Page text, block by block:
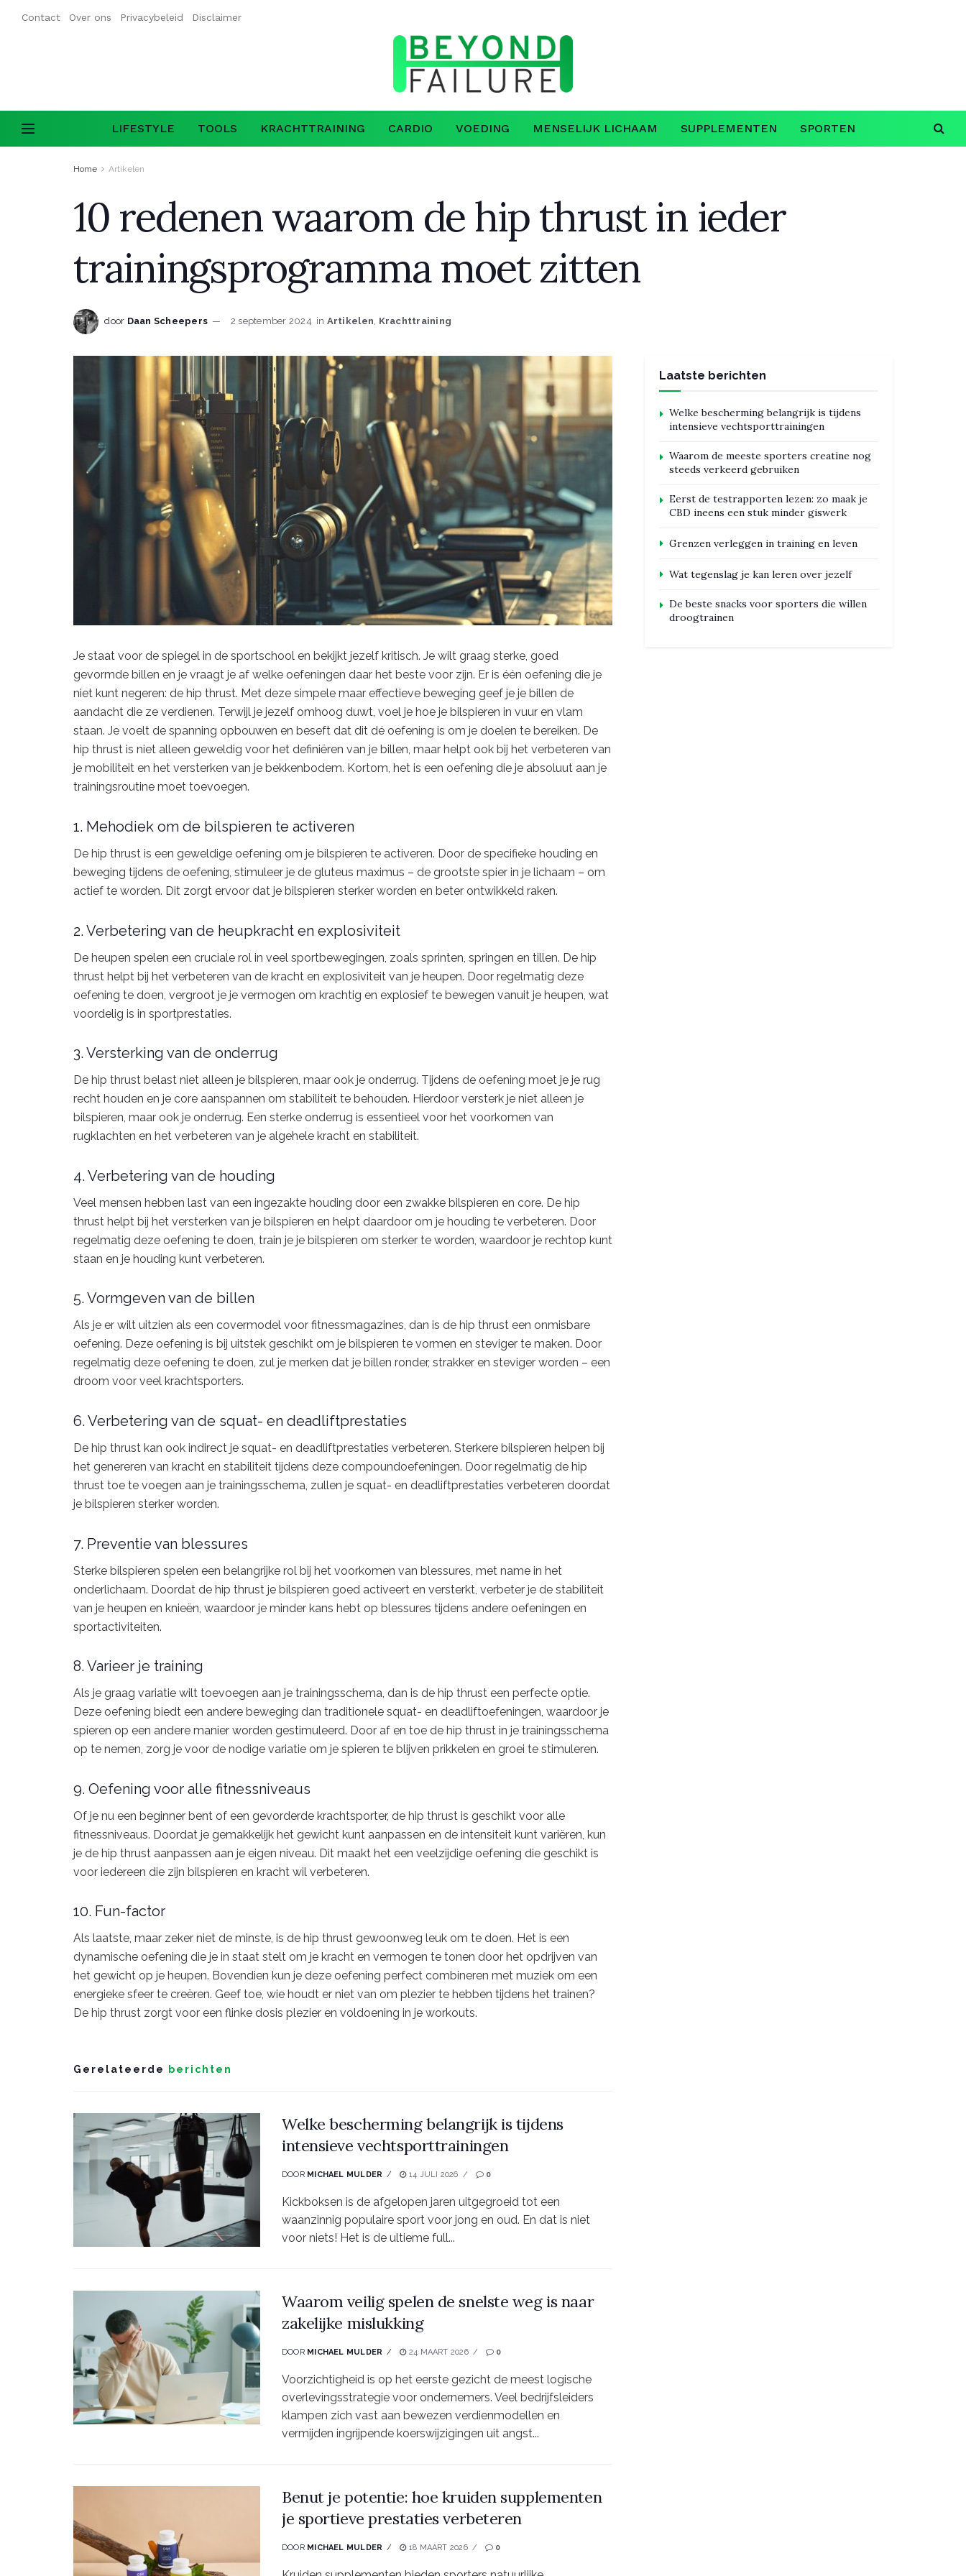
Contact Over ons Privacybeleid Disclaimer
LIFESTYLE TOOLS KRACHTTRAINING CARDIO VOEDING MENSELIJK LICHAAM SUPPLEMENTEN SPORTEN
Home Artikelen
10 redenen waarom de hip thrust in ieder
trainingsprogramma moet zitten
door Daan Scheepers 2 september 2024 in Artikelen, Krachttraining
Je staat voor de spiegel in de sportschool en bekijkt jezelf kritisch. Je wilt graag sterke, goed
gevormde billen en je vraagt je af welke oefeningen daar het beste voor zijn. Er is één oefening die je
niet kunt negeren: de hip thrust. Met deze simpele maar effectieve beweging geef je je billen de
aandacht die ze verdienen. Terwijl je jezelf omhoog duwt, voel je hoe je bilspieren in vuur en vlam
staan. Je voelt de spanning opbouwen en beseft dat dit dé oefening is om je doelen te bereiken. De
hip thrust is niet alleen geweldig voor het definiëren van je billen, maar helpt ook bij het verbeteren van
je mobiliteit en het versterken van je bekkenbodem. Kortom, het is een oefening die je absoluut aan je
trainingsroutine moet toevoegen.
1. Mehodiek om de bilspieren te activeren
De hip thrust is een geweldige oefening om je bilspieren te activeren. Door de specifieke houding en
beweging tijdens de oefening, stimuleer je de gluteus maximus – de grootste spier in je lichaam – om
actief te worden. Dit zorgt ervoor dat je bilspieren sterker worden en beter ontwikkeld raken.
2. Verbetering van de heupkracht en explosiviteit
De heupen spelen een cruciale rol in veel sportbewegingen, zoals sprinten, springen en tillen. De hip
thrust helpt bij het verbeteren van de kracht en explosiviteit van je heupen. Door regelmatig deze
oefening te doen, vergroot je je vermogen om krachtig en explosief te bewegen vanuit je heupen, wat
voordelig is in sportprestaties.
3. Versterking van de onderrug
De hip thrust belast niet alleen je bilspieren, maar ook je onderrug. Tijdens de oefening moet je je rug
recht houden en je core aanspannen om stabiliteit te behouden. Hierdoor versterk je niet alleen je
bilspieren, maar ook je onderrug. Een sterke onderrug is essentieel voor het voorkomen van
rugklachten en het verbeteren van je algehele kracht en stabiliteit.
4. Verbetering van de houding
Veel mensen hebben last van een ingezakte houding door een zwakke bilspieren en core. De hip
thrust helpt bij het versterken van je bilspieren en helpt daardoor om je houding te verbeteren. Door
regelmatig deze oefening te doen, train je je bilspieren om sterker te worden, waardoor je rechtop kunt
staan en je houding kunt verbeteren.
5. Vormgeven van de billen
Als je er wilt uitzien als een covermodel voor fitnessmagazines, dan is de hip thrust een onmisbare
oefening. Deze oefening is bij uitstek geschikt om je bilspieren te vormen en steviger te maken. Door
regelmatig deze oefening te doen, zul je merken dat je billen ronder, strakker en steviger worden – een
droom voor veel krachtsporters.
6. Verbetering van de squat- en deadliftprestaties
De hip thrust kan ook indirect je squat- en deadliftprestaties verbeteren. Sterkere bilspieren helpen bij
het genereren van kracht en stabiliteit tijdens deze compoundoefeningen. Door regelmatig de hip
thrust toe te voegen aan je trainingsschema, zullen je squat- en deadliftprestaties verbeteren doordat
je bilspieren sterker worden.
7. Preventie van blessures
Sterke bilspieren spelen een belangrijke rol bij het voorkomen van blessures, met name in het
onderlichaam. Doordat de hip thrust je bilspieren goed activeert en versterkt, verbeter je de stabiliteit
van je heupen en knieën, waardoor je minder kans hebt op blessures tijdens andere oefeningen en
sportactiviteiten.
8. Varieer je training
Als je graag variatie wilt toevoegen aan je trainingsschema, dan is de hip thrust een perfecte optie.
Deze oefening biedt een andere beweging dan traditionele squat- en deadliftoefeningen, waardoor je
spieren op een andere manier worden gestimuleerd. Door af en toe de hip thrust in je trainingsschema
op te nemen, zorg je voor de nodige variatie om je spieren te blijven prikkelen en groei te stimuleren.
9. Oefening voor alle fitnessniveaus
Of je nu een beginner bent of een gevorderde krachtsporter, de hip thrust is geschikt voor alle
fitnessniveaus. Doordat je gemakkelijk het gewicht kunt aanpassen en de intensiteit kunt variëren, kun
je de hip thrust aanpassen aan je eigen niveau. Dit maakt het een veelzijdige oefening die geschikt is
voor iedereen die zijn bilspieren en kracht wil verbeteren.
10. Fun-factor
Als laatste, maar zeker niet de minste, is de hip thrust gewoonweg leuk om te doen. Het is een
dynamische oefening die je in staat stelt om je kracht en vermogen te tonen door het opdrijven van
het gewicht op je heupen. Bovendien kun je deze oefening perfect combineren met muziek om een
energieke sfeer te creëren. Geef toe, wie houdt er niet van om plezier te hebben tijdens het trainen?
De hip thrust zorgt voor een flinke dosis plezier en voldoening in je workouts.
Gerelateerde berichten
Welke bescherming belangrijk is tijdens
intensieve vechtsporttrainingen
DOOR MICHAEL MULDER 14 JULI 2026 0
Kickboksen is de afgelopen jaren uitgegroeid tot een
waanzinnig populaire sport voor jong en oud. En dat is niet
voor niets! Het is de ultieme full...
Waarom veilig spelen de snelste weg is naar
zakelijke mislukking
DOOR MICHAEL MULDER 24 MAART 2026 0
Voorzichtigheid is op het eerste gezicht de meest logische
overlevingsstrategie voor ondernemers. Veel bedrijfsleiders
klampen zich vast aan bewezen verdienmodellen en
vermijden ingrijpende koerswijzigingen uit angst...
Benut je potentie: hoe kruiden supplementen
je sportieve prestaties verbeteren
DOOR MICHAEL MULDER 18 MAART 2026 0
Laatste berichten
Welke bescherming belangrijk is tijdens
intensieve vechtsporttrainingen
Waarom de meeste sporters creatine nog
steeds verkeerd gebruiken
Eerst de testrapporten lezen: zo maak je
CBD ineens een stuk minder giswerk
Grenzen verleggen in training en leven
Wat tegenslag je kan leren over jezelf
De beste snacks voor sporters die willen
droogtrainen